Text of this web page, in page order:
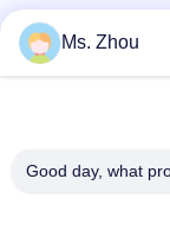
Camino de
Ms. Zhou
Good day, what